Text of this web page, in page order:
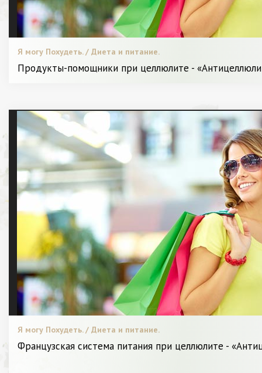
Я могу Похудеть. / Диета и питание.
Продукты-помощники при целлюлите -
Я могу Похудеть. / Диета и питание.
Французская система питания при целлюлите -